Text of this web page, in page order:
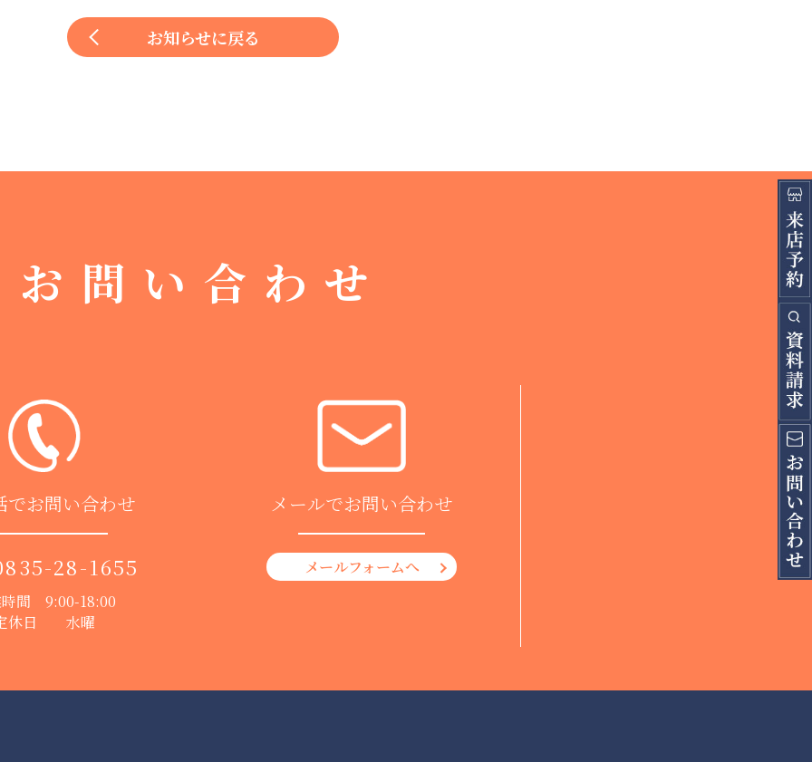
お知らせに戻る
お問い合わせ
でお問い合わせ
28-1655
時間 9:00-18:00
休日 水曜
メールでお問い合わせ
メールフォームへ